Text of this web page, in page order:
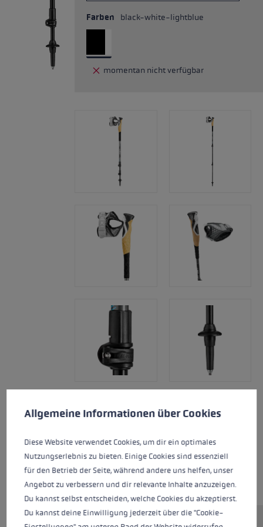
Farben black-white-lightblue
momentan nicht verfügbar
Cookie-Voreinstellungen
Allgemeine Informationen über Cookies
Diese Website verwendet Cookies, um dir ein optimales
Nutzungserlebnis zu bieten. Einige Cookies sind essenziell
für den Betrieb der Seite, während andere uns helfen, unser
Angebot zu verbessern und dir relevante Inhalte anzuzeigen.
Du kannst selbst entscheiden, welche Cookies du akzeptierst.
Du kannst deine Einwilligung jederzeit über die "Cookie-